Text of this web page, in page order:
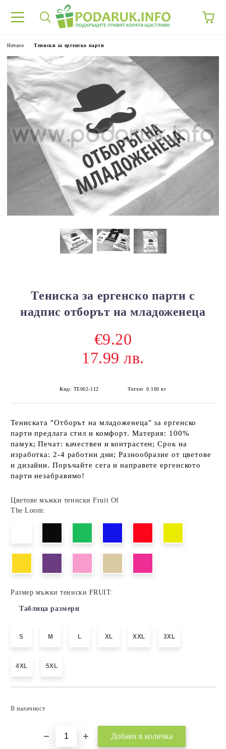
Начало Тениски за ергенско парти
Тениска за ергенско парти с
надпис отборът на младоженеца
€9.20
17.99 лв.
Код: ТЕ002-112 Тегло: 0.160 кг
Тениската "Отборът на младоженеца" за ергенско
парти предлага стил и комфорт. Материя: 100%
памук; Печат: качествен и контрастен; Срок на
изработка: 2-4 работни дни; Разнообразие от цветове
и дизайни. Поръчайте сега и направете ергенското
парти незабравимо!
Цветове мъжки тениски Fruit Of
The Loom:
Размер мъжки тениски FRUIT:
Таблица размери
S M L XL XXL 3XL
4XL 5XL
В наличност